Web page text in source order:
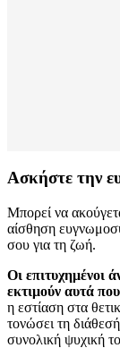
Ασκήστε την
Μπορεί να
αίσθηση
σου για τη ζωή.
Οι επιτυχημένοι
εκτιμούν αυτά
η εστίαση στα
τονώσει τη
συνολική ψυχική